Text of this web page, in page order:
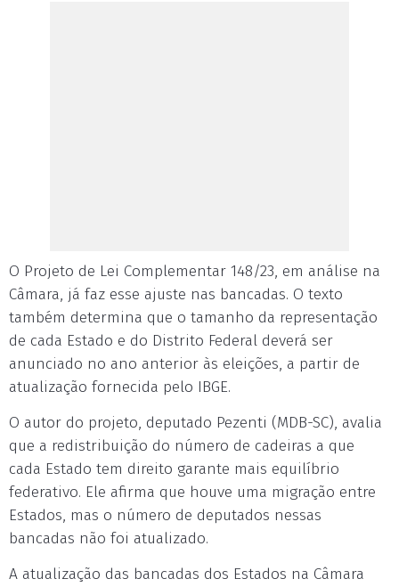
O Projeto de Lei Complementar 148/23, em análise na
Câmara, já faz esse ajuste nas bancadas. O texto
também determina que o tamanho da representação
de cada Estado e do Distrito Federal deverá ser
anunciado no ano anterior às eleições, a partir de
atualização fornecida pelo IBGE.
O autor do projeto, deputado Pezenti (MDB-SC), avalia
que a redistribuição do número de cadeiras a que
cada Estado tem direito garante mais equilíbrio
federativo. Ele afirma que houve uma migração entre
Estados, mas o número de deputados nessas
bancadas não foi atualizado.
A atualização das bancadas dos Estados na Câmara